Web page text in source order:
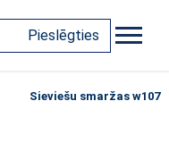
Pieslēgties
Sieviešu smaržas w107